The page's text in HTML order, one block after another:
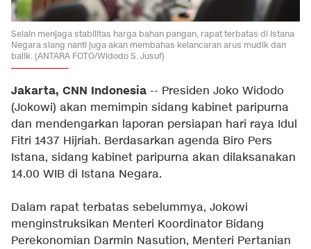
Selain menjaga stabilitas harga bahan pangan, rapat terbatas di Istana
Negara siang nanti juga akan membahas kelancaran arus mudik dan
balik. (ANTARA FOTO/Widodo S. Jusuf)
Jakarta, CNN Indonesia -- Presiden Joko Widodo
(Jokowi) akan memimpin sidang kabinet paripurna
dan mendengarkan laporan persiapan hari raya Idul
Fitri 1437 Hijriah. Berdasarkan agenda Biro Pers
Istana, sidang kabinet paripurna akan dilaksanakan
14.00 WIB di Istana Negara.
Dalam rapat terbatas sebelummya, Jokowi
menginstruksikan Menteri Koordinator Bidang
Perekonomian Darmin Nasution, Menteri Pertanian